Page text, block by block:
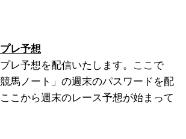
レ予想
レ予想を配信いたします。ここで
競馬ノート」の週末のパスワードを配
こから週末のレース予想が始まって